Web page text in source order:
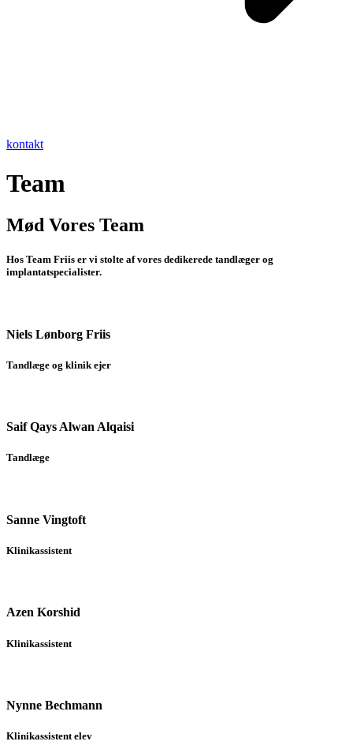
kontakt
Team
Mød Vores Team
Hos Team Friis er vi stolte af vores dedikerede tandlæger og
implantatspecialister.
Niels Lønborg Friis
Tandlæge og klinik ejer
Saif Qays Alwan Alqaisi
Tandlæge
Sanne Vingtoft
Klinikassistent
Azen Korshid
Klinikassistent
Nynne Bechmann
Klinikassistent elev